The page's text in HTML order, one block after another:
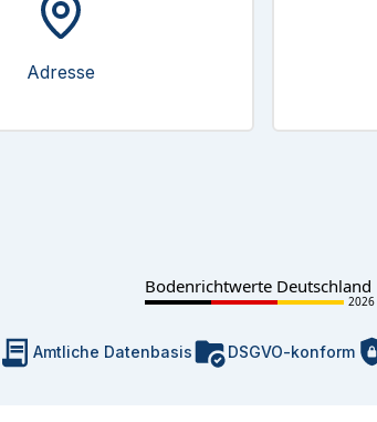
Adresse
Bodenrichtwerte Deutschland
2026
Amtliche Datenbasis DSGVO-konform